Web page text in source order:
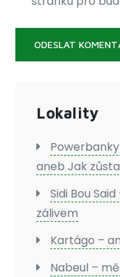
Lokality
aneb Jak
Sidi Bou
zálivem
Kartágo –
Nabeul –